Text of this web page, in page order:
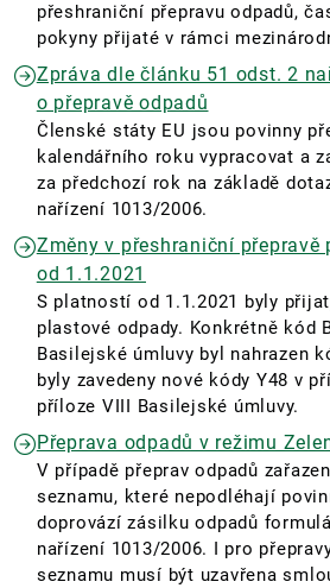
přeshraniční přepravu odpadů,
pokyny přijaté v rámci
Zpráva dle článku 51 odst. 2
o přepravě odpadů
Členské státy EU jsou povinny
kalendářního roku vypracovat a
za předchozí rok na základě
nařízení 1013/2006.
Změny v přeshraniční přepravě
od 1.1.2021
S platností od 1.1.2021 byly
plastové odpady. Konkrétně kód
Basilejské úmluvy byl nahrazen
byly zavedeny nové kódy Y48 v
příloze VIII Basilejské úmluvy.
Přeprava odpadů v režimu
V případě přeprav odpadů
seznamu, které nepodléhají
doprovází zásilku odpadů
nařízení 1013/2006. I pro
seznamu musí být uzavřena